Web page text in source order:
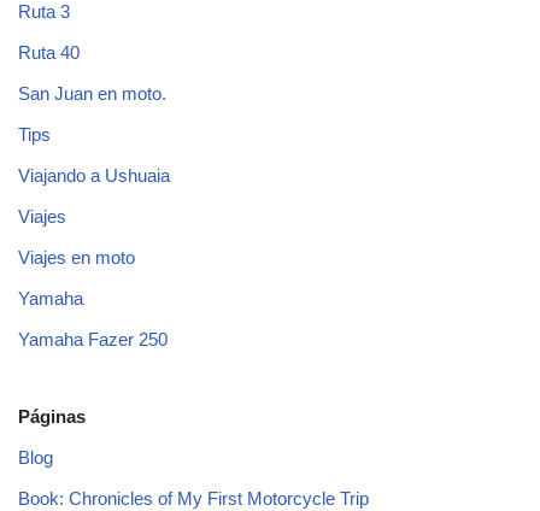
Ruta 3
Ruta 40
San Juan en moto.
Tips
Viajando a Ushuaia
Viajes
Viajes en moto
Yamaha
Yamaha Fazer 250
Páginas
Blog
Book: Chronicles of My First Motorcycle Trip